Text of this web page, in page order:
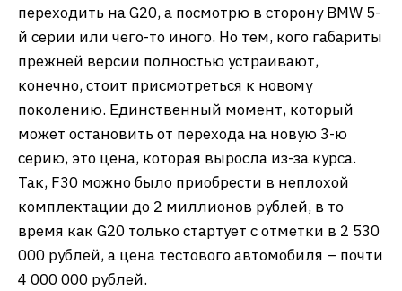
переходить на G20, а посмотрю в сторону BMW 5-
й серии или чего-то иного. Но тем, кого габариты
прежней версии полностью устраивают,
конечно, стоит присмотреться к новому
поколению. Единственный момент, который
может остановить от перехода на новую 3-ю
серию, это цена, которая выросла из-за курса.
Так, F30 можно было приобрести в неплохой
комплектации до 2 миллионов рублей, в то
время как G20 только стартует с отметки в 2 530
000 рублей, а цена тестового автомобиля – почти
4 000 000 рублей.